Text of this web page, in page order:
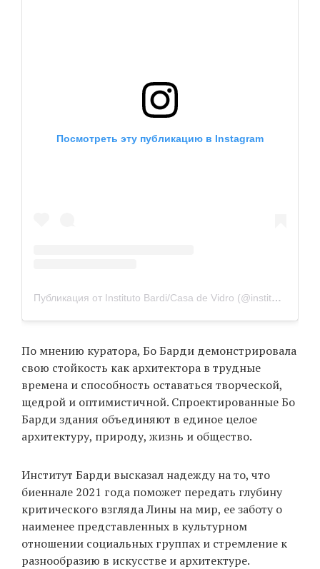
Посмотреть эту публикацию в Instagram
Публикация от Instituto Bardi/Casa de Vidro (@institutobardi)
По мнению куратора, Бо Барди демонстрировала
свою стойкость как архитектора в трудные
времена и способность оставаться творческой,
щедрой и оптимистичной. Спроектированные Бо
Барди здания объединяют в единое целое
архитектуру, природу, жизнь и общество.
Институт Барди высказал надежду на то, что
биеннале 2021 года поможет передать глубину
критического взгляда Лины на мир, ее заботу о
наименее представленных в культурном
отношении социальных группах и стремление к
разнообразию в искусстве и архитектуре.